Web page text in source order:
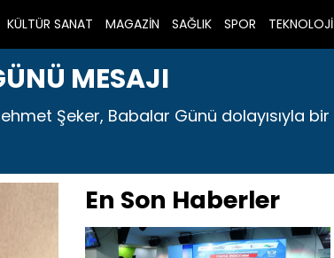
KÜLTÜR SANAT MAGAZİN SAĞLIK SPOR TEKNOLOJİ
MESAJI
Şeker, Babalar Günü dolayısıyla bir
En Son Haberler